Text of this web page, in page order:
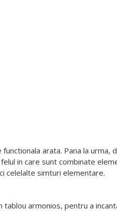
arata. Pana la urma,
in care sunt combinate
celelalte simturi elementare.
armonios, pentru a